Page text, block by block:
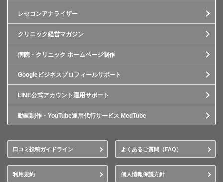
レセコンアナライザー
クリニック経営マガジン
病院・クリニック ホームページ制作
Googleビジネスプロフィールサポート
LINE公式アカウント運用サポート
動画制作・YouTube運用代行サービス MedTube
口コミ投稿ガイドライン よくあるご質問（FAQ）
利用規約 個人情報保護方針